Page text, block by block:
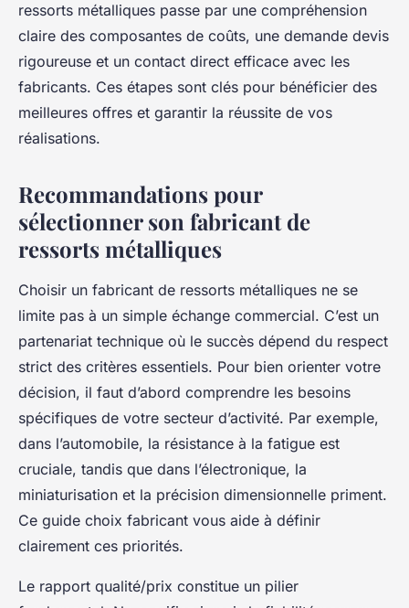
ressorts métalliques passe par une compréhension
claire des composantes de coûts, une demande devis
rigoureuse et un contact direct efficace avec les
fabricants. Ces étapes sont clés pour bénéficier des
meilleures offres et garantir la réussite de vos
réalisations.
Recommandations pour
sélectionner son fabricant de
ressorts métalliques
Choisir un fabricant de ressorts métalliques ne se
limite pas à un simple échange commercial. C’est un
partenariat technique où le succès dépend du respect
strict des critères essentiels. Pour bien orienter votre
décision, il faut d’abord comprendre les besoins
spécifiques de votre secteur d’activité. Par exemple,
dans l’automobile, la résistance à la fatigue est
cruciale, tandis que dans l’électronique, la
miniaturisation et la précision dimensionnelle priment.
Ce guide choix fabricant vous aide à définir
clairement ces priorités.
Le rapport qualité/prix constitue un pilier